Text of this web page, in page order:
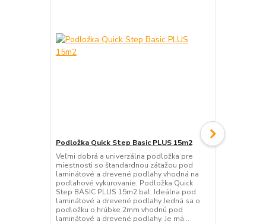
Podložka Quick Step Basic PLUS 15m2
Veľmi dobrá a univerzálna podložka pre
miestnosti so štandardnou záťažou pod
laminátové a drevené podlahy vhodná na
podlahové vykurovanie. Podložka Quick
Step BASIC PLUS 15m2 bal. Ideálna pod
laminátové a drevené podlahy Jedná sa o
podložku o hrúbke 2mm vhodnú pod
laminátové a drevené podlahy. Je mä...
Podložka